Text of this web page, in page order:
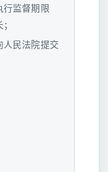
行监督期限
人民法院提交